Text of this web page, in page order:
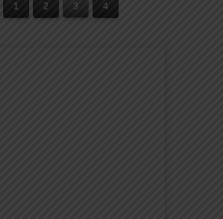
1 2 3 4